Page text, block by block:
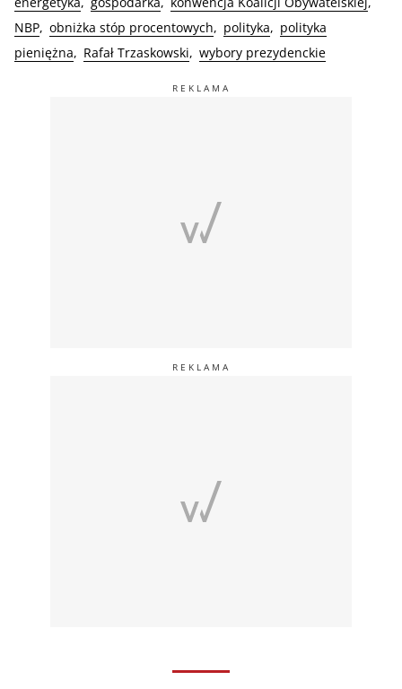
NBP obniżka stóp procentowych polityka
polityka
pieniężna
Rafał Trzaskowski wybory prezydenckie